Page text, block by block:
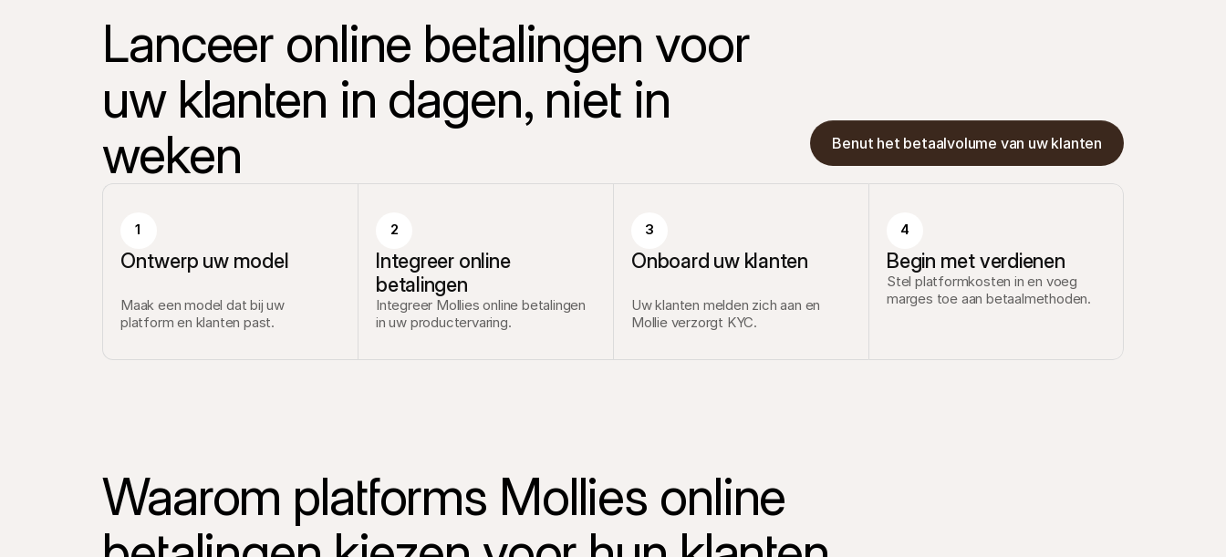
Lanceer online betalingen voor
uw klanten in dagen, niet in
weken
Benut het betaalvolume van uw klanten
1
Ontwerp uw model
Maak een model dat bij uw
platform en klanten past.
2
Integreer online
betalingen
Integreer Mollies online betalingen
in uw productervaring.
3
Onboard uw klanten
Uw klanten melden zich aan en
Mollie verzorgt KYC.
4
Begin met verdienen
Stel platformkosten in en voeg
marges toe aan betaalmethoden.
Waarom platforms Mollies online